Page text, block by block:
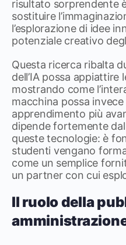
risultato sorprendente è
sostituire
l’esplorazione di idee
potenziale creativo
Questa ricerca ribalta
dell’IA possa
mostrando come
macchina possa
apprendimento più
dipende fortemente
queste tecnologie: è
studenti vengano
come un semplice
un partner con cui
Il ruolo della